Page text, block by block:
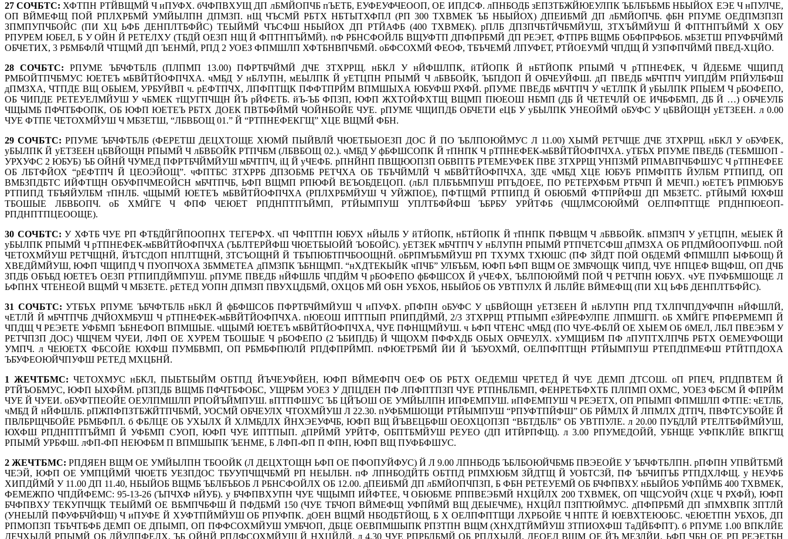
27 СОЧБТС: ХФТПН РТЙВЩМЙ Ч иПУФХ. бЧФПВХУЩ ДП лБМЙОПЧБ пЪЕТБ, ЕУФЕУФЧЕООП, ОЕ ИПДСФ. лПНБОДБ зЕПЗТБЖЙЮЕУЛПК ЪБЛБЪБМБ НБЫЙОХ ЕЭЕ Ч нПУЛЧЕ,
ОП ВЙМЕФЩ ПОЙ РПЛХРБМЙ УМЙЫЛПН ДПМЗП. нЩ ЧЪСМЙ РБТХ НБТЫТХФПЛ (РП 300 ТХВМЕК ЪБ НБЫЙОХ) ДПЕИБМЙ ДП лБМЙОПЧБ. фБН РПУМЕ ОЕДПМЗПЗП
ЗПМПУПЧБОЙС (ПИ ХЦ ЬФБ ДЕНПЛТБФЙС) ТЕЫЙМЙ ЧЪСФШ НБЫЙОХ ДП РТЙАФБ (400 ТХВМЕК). рПЛБ ДПЗПЧБТЙЧБМЙУШ, ЗТХЪЙМЙУШ Й ФПТНПЪЙМЙ Х ОБУ
РПУРЕМ ЮБЕЛ, Б У ОЙН Й РЕТЕЛХУ (ТБДЙ ОЕЗП НЩ Й ФПТНПЪЙМЙ). пФ РБНСФОЙЛБ ВЩУФТП ДПФПРБМЙ ДП РЕЭЕТ, ФТПРБ ВЩМБ ОБФПРФБОБ. мБЗЕТШ РПУФБЧЙМЙ
ОБЧЕТИХ, 3 РБМБФЛЙ ЧТЩМЙ ДП ЪЕНМЙ, РПД 2 УОЕЗ ФПМШЛП ХФТБНВПЧБМЙ. оБФСОХМЙ ФЕОФ, ТБЪЧЕМЙ ЛПУФЕТ, РТЙОЕУМЙ ЧПДЩ Й УЗПФПЧЙМЙ ПВЕД-ХЦЙО.
28 СОЧБТС:РПУМЕ ЪБЧФТБЛБ (ПЛПМП 13.00) ПФРТБЧЙМЙ ДЧЕ ЗТХРРЩ. нБКЛ У нЙФШЛПК, йТЙОПК Й нБТЙОПК РПЫМЙ Ч рТПНЕФЕК, Ч ЙДЕБМЕ ЧЩИПД
РМБОЙТПЧБМУС ЮЕТЕЪ мБВЙТЙОФПЧХА. чМБД У нБЛУПН, мЕЫЛПК Й уЕТЦПН РПЫМЙ Ч лБВБОЙК, ЪБПДОП Й ОБЧЕУЙФШ. дП ПВЕДБ мБЧТПЧ УИПДЙМ РПЙУЛБФШ
дПМЗХА, ЧТПДЕ ВЩ ОБЫЕМ, УРБУЙВП ч. рЕФТПЧХ, ЛПФПТЩК ПФФТПРЙМ ВПМШЫХА ЮБУФШ РХФЙ. рПУМЕ ПВЕДБ мБЧТПЧ У чЕТЛПК Й уБЫЛПК РПЫЕМ Ч рБОФЕПО,
ОБ ЧИПДЕ РЕТЕУЕЛМЙУШ У чБМЕК тЩУГПЧЩН ЙЪ рЙФЕТБ. йЪ-ЪБ ФПЗП, ЮФП ЖХТОЙФХТЩ ВЩМП ПЮЕОШ НБМП (ДБ Й ЧЕТЕЧЛЙ ОЕ ИЧБФБМП, ДБ Й …) ОБЧЕУЛБ
ЧЩЫМБ ПФЧТБФОПК, ОБ ЮФП ЮЕТЕЪ РБТХ ДОЕК ПВТБФЙМЙ ЧОЙНБОЙЕ ЧУЕ. рПУМЕ ЧЩИПДБ ОБЧЕТИ еЦБ У уБЫЛПК УНЕОЙМЙ оБУФС У цБВЙОЩН уЕТЗЕЕН. л 0.00
ЧУЕ ФТПЕ ЧЕТОХМЙУШ Ч МБЗЕТШ, “ЛБВБОЩ 01.” Й “РТПНЕФЕКГЩ” ХЦЕ ВЩМЙ ФБН.
29 СОЧБТС:РПУМЕ ЪБЧФТБЛБ (ФЕРЕТШ ДЕЦХТОЩЕ ХЮМЙ ПЫЙВЛЙ ЧЮЕТБЫОЕЗП ДОС Й ПО ЪБЛПОЮЙМУС Л 11.00) ХЫМЙ РЕТЧЩЕ ДЧЕ ЗТХРРЩ. нБКЛ У оБУФЕК,
уБЫЛПК Й уЕТЗЕЕН цБВЙОЩН РПЫМЙ Ч лБВБОЙК РТПЧБМ (ЛБВБОЩ 02.). чМБД У фБФШСОПК Й тПНПК Ч рТПНЕФЕК-мБВЙТЙОФПЧХА. уТБЪХ РПУМЕ ПВЕДБ (ТЕБМШОП -
УРХУФС 2 ЮБУБ) ЪБ ОЙНЙ ЧУМЕД ПФРТБЧЙМЙУШ мБЧТПЧ, іЦ Й уЧЕФБ. рПНЙНП ПВЩЮОПЗП ОБВПТБ РТЕМЕУФЕК ПВЕ ЗТХРРЩ УНПЗМЙ РПМАВПЧБФШУС Ч рТПНЕФЕЕ
ОБ ЛБТФЙОХ “рЕФТПЧ Й ЦЕОЭЙОЩ”. чФПТБС ЗТХРРБ ДПЗОБМБ РЕТЧХА ОБ ТБЪЧЙМЛЙ Ч мБВЙТЙОФПЧХА, ЗДЕ чМБД ХЦЕ ЮБУБ РПМФПТБ ЙУЛБМ РТПИПД, ОП
ВМБЗПДБТС ИЙФТЩН ОБУФПЧМЕОЙСН мБЧТПЧБ, ЬФП ВЩМП РПЮФЙ ВЕЪОБДЕЦОП. (лБЛ ПЛБЪБМПУШ РПЪДОЕЕ, ПО РЕТЕРХФБМ РТБЧП Й МЕЧП.) юЕТЕЪ РПМЮБУБ
РТПИПД ТБЪЯЙУЛБМ тПНЛБ. чЩЫМЙ ЮЕТЕЪ мБВЙТЙОФПЧХА (РПЛХРБМЙУШ Ч УЙЖПОЕ), ПФТЩМЙ РТПИПД Й ОБЮБМЙ ФТПРЙФШ ДП МБЗЕТС. рТЙЫМЙ ЮХФШ
ТБОШЫЕ ЛБВБОПЧ. оБ ХМЙГЕ Ч ФПФ ЧЕЮЕТ РПДНПТПЪЙМП, РТЙЫМПУШ УПЛТБФЙФШ ЪБРБУ УРЙТФБ (ЧЩЛМСОЮЙМЙ ОЕЛПФПТЩЕ РПДНПЮЕОП-
РПДНПТПЦЕООЩЕ).
30 СОЧБТС: У ХФТБ ЧУЕ РП ФТБДЙГЙПООПНХ ТЕГЕРФХ. чП ЧФПТПН ЮБУХ нЙЫЛБ У йТЙОПК, нБТЙОПК Й тПНПК ПФВЩМ Ч лБВБОЙК. вПМЗПЧ У уЕТЦПН, мЕЫЕК Й
уБЫЛПК РПЫМЙ Ч рТПНЕФЕК-мБВЙТЙОФПЧХА (ЪБЛТЕРЙФШ ЧЮЕТБЫОЙЙ ЪОБОЙС). уЕТЗЕК мБЧТПЧ У нБЛУПН РПЫМЙ РТПЧЕТСФШ дПМЗХА ОБ РПДМЙООПУФШ. пОЙ
ЧЕТОХМЙУШ РЕТЧЩНЙ, ЙЪТСДОП НПЛТЩНЙ, ЗТСЪОЩНЙ Й ТБЪПЮБТПЧБООЩНЙ. оБРПМЪБМЙУШ РП ТХУМХ ТХЮШС (ПФ ЗЙДТ ПОЙ ОБДЕМЙ ФПМШЛП ЫФБОЩ) Й
ХВЕДЙМЙУШ, ЮФП ЧЩИПД Ч ПУОПЧОХА ЗБММЕТЕА дПМЗПК ЪБНЩМП. “нХДТЕКЫЙК чПЧБ” УЛБЪБМ, ЮФП ЬФП ВЩМ ОЕ ЗМБЧОЩК ЧИПД, ЧУЕ НПЦЕФ ВЩФШ, ОП ДЧБ
ЗПДБ ОБЪБД ЮЕТЕЪ ОЕЗП РТПИПДЙМПУШ. рПУМЕ ПВЕДБ нЙФШЛБ ЧПДЙМ Ч рБОФЕПО фБФШСОХ Й уЧЕФХ, ЪБЛПОЮЙМЙ ПОЙ Ч РЕТЧПН ЮБУХ. чУЕ ПУФБМШОЩЕ Л
ЬФПНХ ЧТЕНЕОЙ ВЩМЙ Ч МБЗЕТЕ. рЕТЕД УОПН ДПМЗП ПВУХЦДБМЙ, ОХЦОБ МЙ ОБН УБХОБ, НБЫЙОБ ОБ УВТПУЛХ Й ЛБЛЙЕ ВЙМЕФЩ (ПИ ХЦ ЬФБ ДЕНПЛТБФЙС).
31 СОЧБТС:УТБЪХ РПУМЕ ЪБЧФТБЛБ нБКЛ Й фБФШСОБ ПФРТБЧЙМЙУШ Ч иПУФХ. рПФПН оБУФС У цБВЙОЩН уЕТЗЕЕН Й нБЛУПН РПД ТХЛПЧПДУФЧПН нЙФШЛЙ,
чЕТЛЙ Й мБЧТПЧБ ДЧЙОХМБУШ Ч рТПНЕФЕК-мБВЙТЙОФПЧХА. пЮЕОШ ИПТПЫП РПИПДЙМЙ, 2/3 ЗТХРРЩ РТПЫМП еЗЙРЕФУЛПЕ ЛПМШГП. оБ ХМЙГЕ РПФЕРМЕМП Й
ЧПДЩ Ч РЕЭЕТЕ УФБМП ЪБНЕФОП ВПМШЫЕ. чЩЫМЙ ЮЕТЕЪ мБВЙТЙОФПЧХА, ЧУЕ ПФНЩМЙУШ. ч ЬФП ЧТЕНС чМБД (ПО ЧУЕ-ФБЛЙ ОЕ ХЫЕМ ОБ бМЕЛ, ЛБЛ ПВЕЭБМ У
РЕТЧПЗП ДОС) ЧЩЧЕМ ЧУЕИ, ЛФП ОЕ ХУРЕМ ТБОШЫЕ Ч рБОФЕПО (2 ЪБИПДБ) Й ЧЩОХМ ПФФХДБ ОБЫХ ОБЧЕУЛХ. хУМЩИБМ ПФ лПУПТХЛПЧБ РБТХ ОЕМЕУФОЩИ
УМПЧ. л ЧЕЮЕТХ ФБСОЙЕ ЮХФШ ПУМБВМП, ОП РБМБФПЮЛЙ РПДФПРЙМП. пФЮЕТРБМЙ ЙИ Й ЪБУОХМЙ, ОЕЛПФПТЩН РТЙЫМПУШ РТЕПДПМЕФШ РТЙТПДОХА
ЪБУФЕОЮЙЧПУФШ РЕТЕД МХЦБНЙ.
1 ЖЕЧТБМС:ЧЕТОХМУС нБКЛ, ПЫБТБЫЙМ ОБТПД ЙЪЧЕУФЙЕН, ЮФП ВЙМЕФПЧ ОЕФ ОБ РБТХ ОЕДЕМШ ЧРЕТЕД Й ЧУЕ ДЕМП ДТСОШ. оП РПЕЧ, РПДПВТЕМ Й
РТЙЪОБМУС, ЮФП ЫХФЙМ. рПЗПДБ ВЩМБ ПФЧТБФОБС, УЩРБМ УОЕЗ У ДПЦДЕН ПФ ЛПФПТПЗП ЧУЕ РТПНБЛБМП, ФЕНРЕТБФХТБ ПЛПМП ОХМС, УОЕЗ ФБСМ Й ФПРЙМ
ЧУЕ Й ЧУЕИ. оБУФТПЕОЙЕ ОЕУЛПМШЛП РПОЙЪЙМПУШ. вПТПФШУС ЪБ ЦЙЪОШ ОЕ УМЙЫЛПН ИПФЕМПУШ. иПФЕМПУШ Ч РЕЭЕТХ, ОП РПЫМП ФПМШЛП ФТПЕ: чЕТЛБ,
чМБД Й нЙФШЛБ. рПЖПФПЗТБЖЙТПЧБМЙ, УОСМЙ ОБЧЕУЛХ ЧТОХМЙУШ Л 22.30. пУФБМШОЩИ РТЙЫМПУШ “РПУФТПЙФШ” ОБ РЙМЛХ Й ЛПМЛХ ДТПЧ, ПВФТСУБОЙЕ Й
ПВЛБРЩЧБОЙЕ РБМБФПЛ. б ФБЛЦЕ ОБ УХЫЛХ Й ХЛМБДЛХ ЙНХЭЕУФЧБ, ЮФП ВЩ ЙЪВЕЦБФШ ОЕОХЦОПЗП “ВБТДБЛБ” ОБ УВТПУЛЕ. л 20.00 ПУБДЛЙ РТЕЛТБФЙМЙУШ,
ЮХФШ РПДНПТПЪЙМП Й УФБМП СУОП, ЮФП ЧУЕ ИПТПЫП. дПРЙМЙ УРЙТФ, ОБПТБМЙУШ РЕУЕО (ДП ИТЙРПФЩ). л 3.00 РПУМЕДОЙЙ, УБНЩЕ УФПКЛЙЕ ВПКГЩ
РПЫМЙ УРБФШ. лФП-ФП НЕЮФБМ П ВПМШЫПК ЪЕНМЕ, Б ЛФП-ФП П ФПН, ЮФП ВЩ ПУФБФШУС.
2 ЖЕЧТБМС: РПДЯЕН ВЩМ ОЕ УМЙЫЛПН ТБООЙК (Л ДЕЦХТОЩН ЬФП ОЕ ПФОПУЙФУС) Й Л 9.00 ЛПНБОДБ ЪБЛБОЮЙЧБМБ ПВЭЕОЙЕ У ЪБЧФТБЛПН. рПФПН УПВЙТБМЙ
ЧЕЭЙ, ЮФП ОЕ УМПЦЙМЙ ЧЮЕТБ УЕЗПДОС ТБУУПЧЩЧБМЙ РП НЕЫЛБН. пФ ЛПНБОДЙТБ ОБТПД РПМХЮБМ ЗЙДТЩ Й УОБТСЗЙ, ПФ ЪБЧИПЪБ РТПДХЛФЩ. у НЕУФБ
ХИПДЙМЙ У 11.00 ДП 11.40, НБЫЙОБ ВЩМБ ЪБЛБЪБОБ Л РБНСФОЙЛХ ОБ 12.00. дПЕИБМЙ ДП лБМЙОПЧПЗП, Б ФБН РЕТЕУЕМЙ ОБ БЧФПВХУ. нБЫЙОБ УФПЙМБ 400 ТХВМЕК,
ФЕМЕЖПО ЧПДЙФЕМС: 95-13-26 (ЪПЧХФ нЙУБ). у БЧФПВХУПН ЧУЕ ЧЩЫМП ИЙФТЕЕ, Ч ОБЮБМЕ РППВЕЭБМЙ НХЦЙЛХ 200 ТХВМЕК, ОП ЧЩСУОЙЧ (ХЦЕ Ч РХФЙ), ЮФП
БЧФПВХУ ТЕКУПЧЩК ТЕЫЙМЙ ОЕ ВБМПЧБФШ Й ПФДБМЙ 150 (ЧУЕ ТБЧОП ВЙМЕФЩ УФПЙМЙ ВЩ ДЕЫЕЧМЕ), НХЦЙЛ ПЗПТЮЙМУС. дПФПРБМЙ ДП зПМХВПК ЗПТЛЙ
(УНЕЫЛЙ ПФУФБЧЙФШ) Ч иПУФЕ Й ХУФТПЙМЙУШ ОБ РПУФПК. дОЕН ВЩМЙ НБОДБТЙОЩ, Б Х ОЕЛПФПТЩИ ЛХРБОЙЕ Ч НПТЕ Й ЮЕВХТЕЮОБС. чЕЮЕТПН УБХОБ, ДП
РПМОПЗП ТБЪЧТБФБ ДЕМП ОЕ ДПЫМП, ОП ПФФСОХМЙУШ УМБЧОП, ДБЦЕ ОЕВПМШЫПК РПЗТПН ВЩМ (ХНХДТЙМЙУШ ЗТПИОХФШ ТaДЙБФПТ). б РПУМЕ 1.00 ВПКЛЙЕ
ДЕЧХЫЛЙ РПЫМЙ ОБ ДЙУЛПФЕЛХ, ЪБ ОЙНЙ РПДФСОХМЙУШ Й НХЦЙЛЙ. л 4.30 ЧУЕ РПРБДБМЙ ОБ РПДХЫЛЙ, ДЕОЕЛ ВЩМ ОЕ ЙЪ МЕЗЛЙИ, ЬФП ЧБН ОЕ РП РЕЭЕТБН